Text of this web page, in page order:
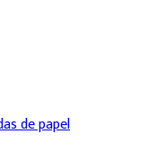
de papel